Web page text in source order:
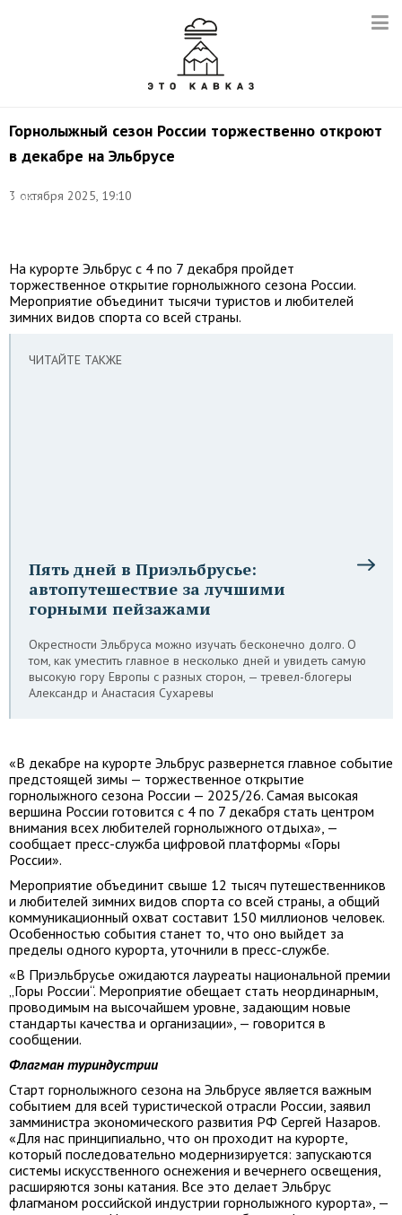
Горнолыжный сезон России торжественно откроют
в декабре на Эльбрусе
3 октября 2025, 19:10
Иван
На курорте Эльбрус с 4 по 7 декабря пройдет
торжественное открытие горнолыжного сезона России.
Мероприятие объединит тысячи туристов и любителей
зимних видов спорта со всей страны.
ЧИТАЙТЕ ТАКЖЕ
Пять дней в Приэльбрусье:
автопутешествие за лучшими
горными пейзажами
Окрестности Эльбруса можно изучать бесконечно долго. О
том, как уместить главное в несколько дней и увидеть самую
высокую гору Европы с разных сторон, — тревел-блогеры
Александр и Анастасия Сухаревы
«В декабре на курорте Эльбрус развернется главное событие
предстоящей зимы — торжественное открытие
горнолыжного сезона России — 2025/26. Самая высокая
вершина России готовится с 4 по 7 декабря стать центром
внимания всех любителей горнолыжного отдыха», —
сообщает пресс-служба цифровой платформы «Горы
России».
Мероприятие объединит свыше 12 тысяч путешественников
и любителей зимних видов спорта со всей страны, а общий
коммуникационный охват составит 150 миллионов человек.
Особенностью события станет то, что оно выйдет за
пределы одного курорта, уточнили в пресс-службе.
«В Приэльбрусье ожидаются лауреаты национальной премии
„Горы России“. Мероприятие обещает стать неординарным,
проводимым на высочайшем уровне, задающим новые
стандарты качества и организации», — говорится в
сообщении.
Флагман туриндустрии
Старт горнолыжного сезона на Эльбрусе является важным
событием для всей туристической отрасли России, заявил
замминистра экономического развития РФ Сергей Назаров.
«Для нас принципиально, что он проходит на курорте,
который последовательно модернизируется: запускаются
системы искусственного оснежения и вечернего освещения,
расширяются зоны катания. Все это делает Эльбрус
флагманом российской индустрии горнолыжного курорта», —